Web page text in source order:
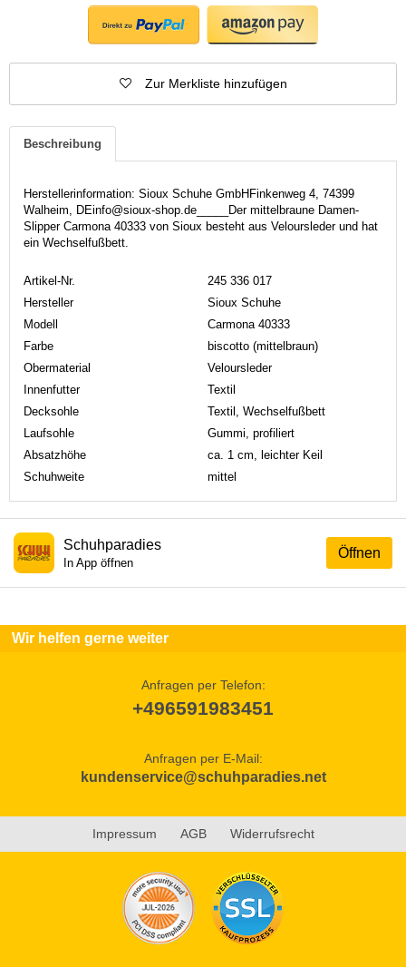
Zur Merkliste hinzufügen
Beschreibung
Herstellerinformation: Sioux Schuhe GmbHFinkenweg 4, 74399
Walheim, DEinfo@sioux-shop.de_____Der mittelbraune Damen-
Slipper Carmona 40333 von Sioux besteht aus Veloursleder und hat
ein Wechselfußbett.
Artikel-Nr.
245 336 017
Hersteller
Sioux Schuhe
Modell
Carmona 40333
Farbe
biscotto (mittelbraun)
Obermaterial
Veloursleder
Innenfutter
Textil
Decksohle
Textil, Wechselfußbett
Laufsohle
Gummi, profiliert
Absatzhöhe
ca. 1 cm, leichter Keil
Schuhweite
mittel
Öffnen
Schuhparadies
In App öffnen
Wir helfen gerne weiter
Anfragen per Telefon:
+496591983451
Anfragen per E-Mail:
kundenservice@schuhparadies.net
Impressum AGB Widerrufsrecht